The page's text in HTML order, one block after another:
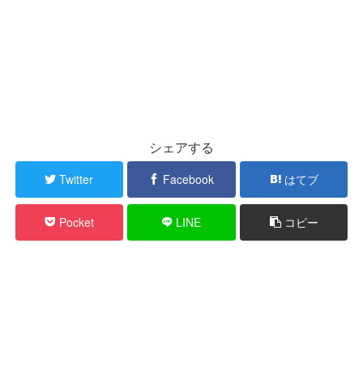
シェアする
Twitter Facebook はてブ
Pocket LINE コピー